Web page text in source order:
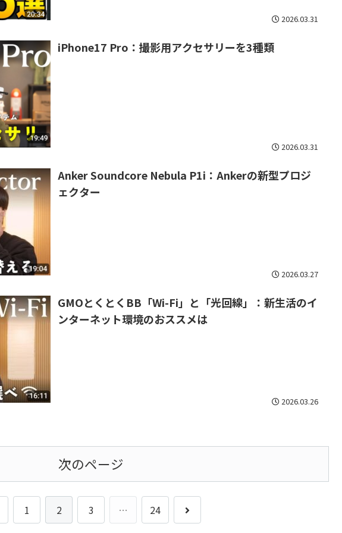
2026.03.31
iPhone17 Pro：撮影用アクセサリーを3種類
2026.03.31
Anker Soundcore Nebula P1i：Ankerの新型プロジ
ェクター
2026.03.27
GMOとくとくBB「Wi-Fi」と「光回線」：新生活のイ
ンターネット環境のおススメは
2026.03.26
次のページ
1 2 3 … 24
次